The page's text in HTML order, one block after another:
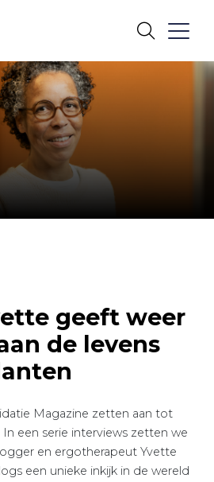
geeft weer
de levens
Magazine zetten aan tot
In een serie interviews zetten we
en ergotherapeut Yvette
een unieke inkijk in de wereld